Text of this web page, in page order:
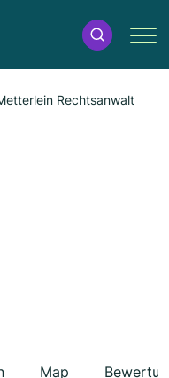
Rechtsanwalt
Map